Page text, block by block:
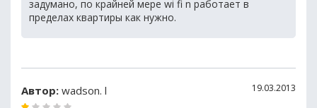
задумано, по крайней мере wi fi n работает в
пределах квартиры как нужно.
Автор: wadson. l 19.03.2013